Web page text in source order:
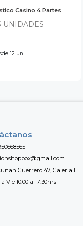
Casino 4 Partes
12 un.
Guerrero 47, Galeria El
Vie 10:00 a 17:30hrs